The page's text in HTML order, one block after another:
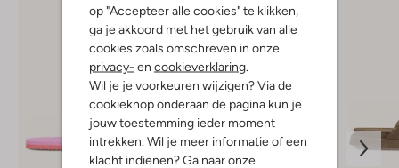
op "Accepteer alle cookies" te klikken,
ga je akkoord met het gebruik van alle
cookies zoals omschreven in onze
privacy- en cookieverklaring.
Wil je je voorkeuren wijzigen? Via de
cookieknop onderaan de pagina kun je
jouw toestemming ieder moment
intrekken. Wil je meer informatie of een
klacht indienen? Ga naar onze